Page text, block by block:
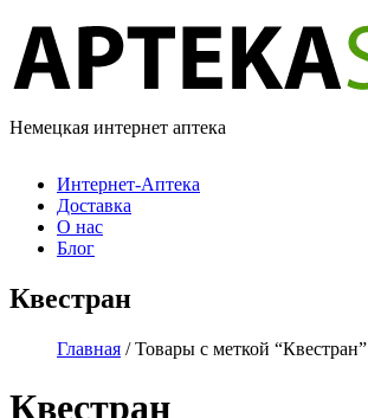
Немецкая интернет аптека
Интернет-Аптека
Доставка
О нас
Блог
Квестран
Главная / Товары с меткой “Квестран”
Квестран